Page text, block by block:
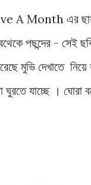
Month এর ছায়া
পছন্দের - সেই
মুভি দেখাতে নিয়ে
যাচ্ছে । ঘোরা